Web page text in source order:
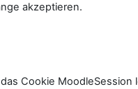
akzeptieren.
Cookie